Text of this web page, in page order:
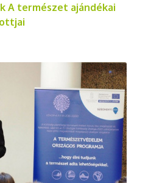
A természet ajándékai